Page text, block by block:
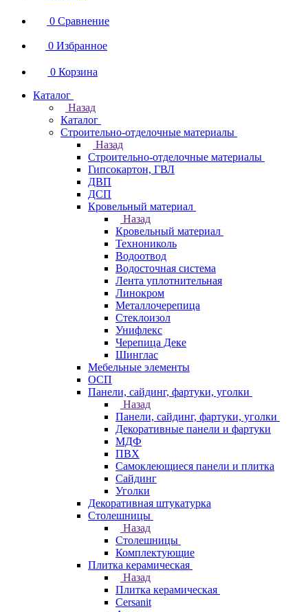
0 Сравнение
0 Избранное
0 Корзина
Каталог
Назад
Каталог
Строительно-отделочные материалы
Назад
Строительно-отделочные материалы
Гипсокартон, ГВЛ
ДВП
ДСП
Кровельный материал
Назад
Кровельный материал
Технониколь
Водоотвод
Водосточная система
Лента уплотнительная
Линокром
Металлочерепица
Стеклоизол
Унифлекс
Черепица Деке
Шинглас
Мебельные элементы
ОСП
Панели, сайдинг, фартуки, уголки
Назад
Панели, сайдинг, фартуки, уголки
Декоративные панели и фартуки
МДФ
ПВХ
Самоклеющиеся панели и плитка
Сайдинг
Уголки
Декоративная штукатурка
Столешницы
Назад
Столешницы
Комплектующие
Плитка керамическая
Назад
Плитка керамическая
Cersanit